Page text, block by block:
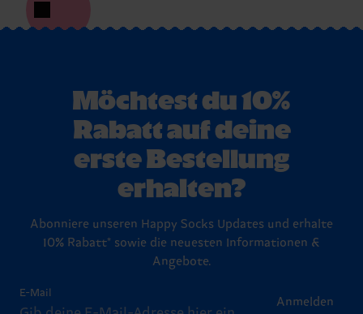
Möchtest du 10%
Rabatt auf deine
erste Bestellung
erhalten?
Abonniere unseren Happy Socks Updates und erhalte
10% Rabatt* sowie die neuesten Informationen &
Angebote.
E-Mail
Anmelden